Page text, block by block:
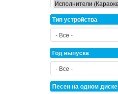
Тип устройства
Год выпуска
Песен на одном диске